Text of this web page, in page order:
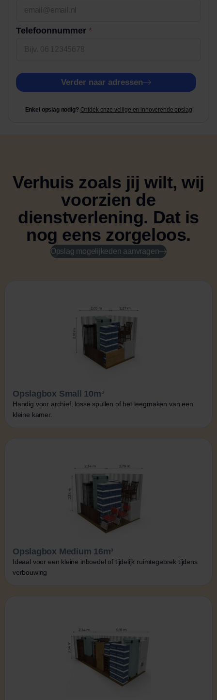
Telefoonnummer *
o
o
m
e
Verder naar adressen
Enkel opslag nodig? Ontdek onze veilige en innoverende opslag
Verhuis zoals jij wilt, wij
voorzien de
dienstverlening. Dat is
nog eens zorgeloos.
Opslag mogelijkeden aanvragen
Opslagbox Small 10m³
Handig voor archief, losse spullen of het leegmaken van een
kleine kamer.
Opslagbox Medium 16m³
Ideaal voor een kleine inboedel of tijdelijk ruimtegebrek tijdens
verbouwing